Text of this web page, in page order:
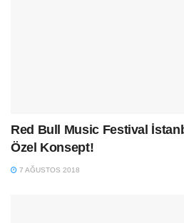
Red Bull Music Festival
Özel Konsept!
7 AĞUSTOS 2018